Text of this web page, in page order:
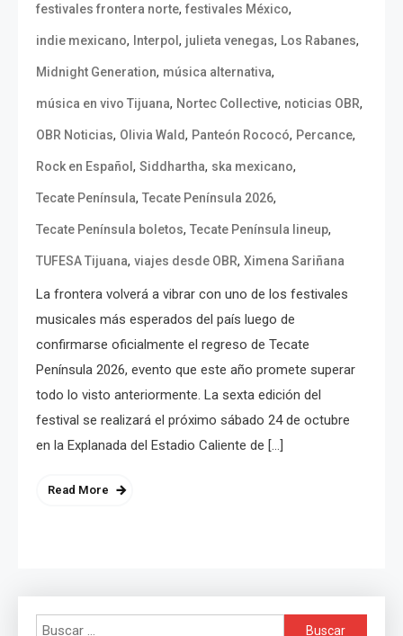
festivales frontera norte, festivales México,
indie mexicano, Interpol , julieta venegas, Los Rabanes,
Midnight Generation, música alternativa,
música en vivo Tijuana, Nortec Collective, noticias OBR,
OBR Noticias, Olivia Wald, Panteón Rococó, Percance,
Rock en Español , Siddhartha, ska mexicano,
Tecate Península, Tecate Península 2026,
Tecate Península boletos, Tecate Península lineup,
TUFESA Tijuana, viajes desde OBR, Ximena Sariñana
La frontera volverá a vibrar con uno de los festivales
musicales más esperados del país luego de
confirmarse oficialmente el regreso de Tecate
Península 2026, evento que este año promete superar
todo lo visto anteriormente. La sexta edición del
festival se realizará el próximo sábado 24 de octubre
en la Explanada del Estadio Caliente de […]
Read More
Buscar: